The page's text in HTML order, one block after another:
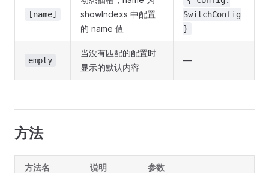
[name]
showIndexs 中配置
的 name 值
SwitchConfig
}
empty
当没有匹配的配置时
显示的默认内容
—
方法
方法名 说明 参数